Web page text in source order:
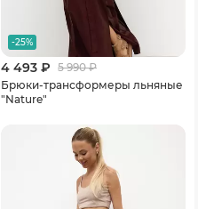
-25%
4 493 ₽ 5 990₽
Брюки-трансформеры льняные
"Nature"